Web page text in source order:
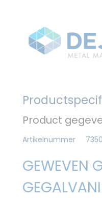
Product
Artikelnummer
GEWEVEN